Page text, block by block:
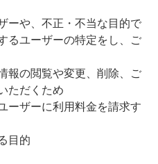
ーや、不正・不当な目的で
るユーザーの特定をし、ご
報の閲覧や変更、削除、ご
ただくため
ーザーに利用料金を請求す
目的